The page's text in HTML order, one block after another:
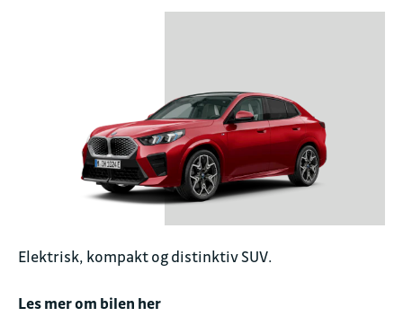
Elektrisk, kompakt og distinktiv SUV.
Les mer om bilen her